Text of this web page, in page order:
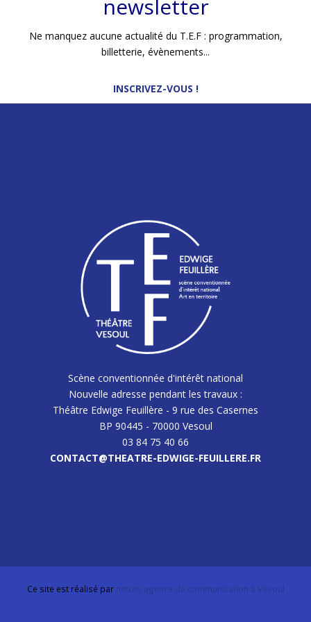
Thibaut De Coster ILUMIÈRESJérôme Dejean I
Texte traduit avec le soutien de la Maison Antoine Vitez et de
l'ARTCENA, traduction lauréate de l’ARTCENA
newsletter
Ne manquez aucune actualité du T.E.F : programmation,
billetterie, évènements...
INSCRIVEZ-VOUS !
Scène conventionnée d'intérêt national
Nouvelle adresse pendant les travaux :
Théâtre Edwige Feuillère - 9 rue des Casernes
BP 90445 - 70000 Vesoul
03 84 75 40 66
CONTACT@THEATRE-EDWIGE-FEUILLERE.FR
Ce site est réalisé par netizis agence de communication à Vesoul